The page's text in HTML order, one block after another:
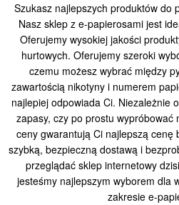
Szukasz najlepszych produktów do
Nasz sklep z e-papierosami jest
Oferujemy wysokiej jakości
hurtowych. Oferujemy szeroki
czemu możesz wybrać między
zawartością nikotyny i numerem
najlepiej odpowiada Ci. Niezależnie
zapasy, czy po prostu wypróbować
ceny gwarantują Ci najlepszą cenę
szybką, bezpieczną dostawą i
przeglądać sklep internetowy
jesteśmy najlepszym wyborem dla
zakresie e-